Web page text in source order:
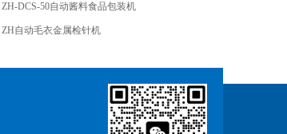
ZH-DCS-50自动酱料食品包装机
ZH自动毛衣金属检针机